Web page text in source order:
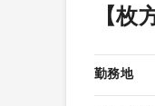
【
勤務地